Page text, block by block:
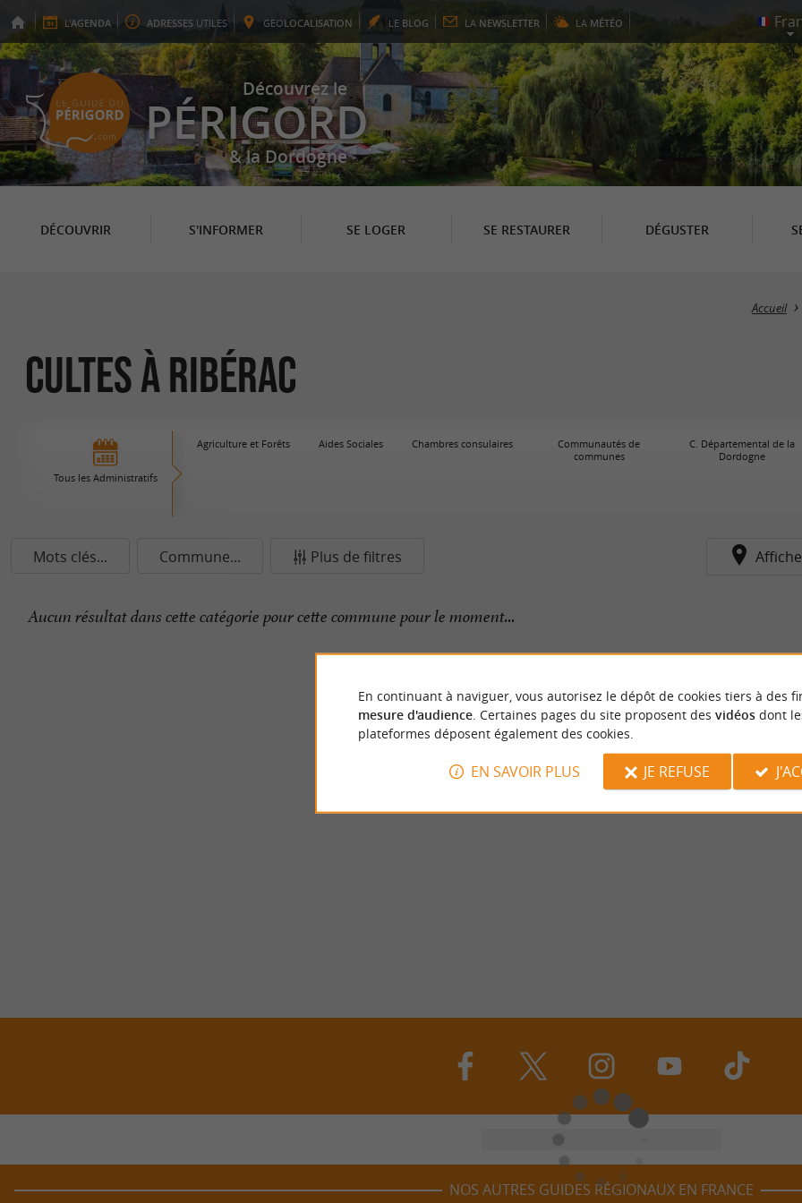
L'AGENDA ADRESSES UTILES GEOLOCALISATION LE BLOG LA NEWSLETTER LA MÉTÉO
Découvrez le
PÉRIGORD
& la Dordogne
DÉCOUVRIR S'INFORMER SE LOGER SE RESTAURER DÉGUSTER
Accueil
Cultes à Ribérac
Tous les Administratifs
Agriculture et Forêts Aides Sociales Chambres consulaires
Communautés de
communes
C. Départemental de la
Dordogne
Mots clés... Commune... Plus de filtres
Aucun résultat dans cette catégorie pour cette commune pour le moment...
NOS AUTRES GUIDES RÉGIONAUX EN FRANCE
En continuant à naviguer, vous autorisez le dépôt de cookies tiers à des
mesure d'audience. Certaines pages du site proposent des vidéosdont
plateformes déposent également des cookies.
EN SAVOIR PLUS JE REFUSE